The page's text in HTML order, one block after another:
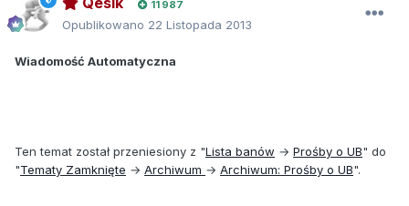
11 987
Opublikowano 22 Listopada 2013
Wiadomość Automatyczna
Ten temat został przeniesiony z "Lista banów → Prośby o UB" do
"Tematy Zamknięte → Archiwum → Archiwum: Prośby o UB".